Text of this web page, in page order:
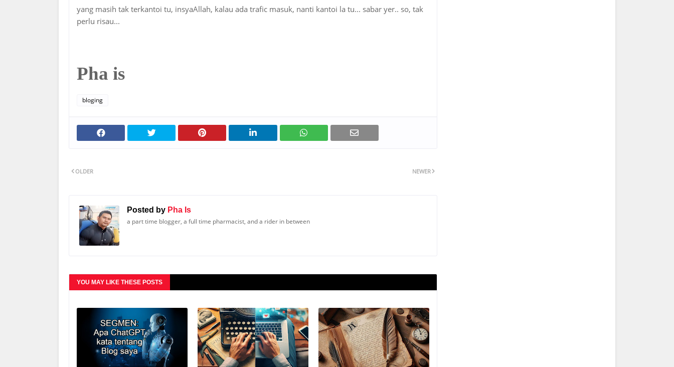
yang masih tak terkantoi tu, insyaAllah, kalau ada trafic masuk, nanti kantoi la tu... sabar yer.. so, tak
perlu risau...
Pha is
bloging
NEWER
OLDER
Posted by Pha Is
a part time blogger, a full time pharmacist, and a rider in between
YOU MAY LIKE THESE POSTS